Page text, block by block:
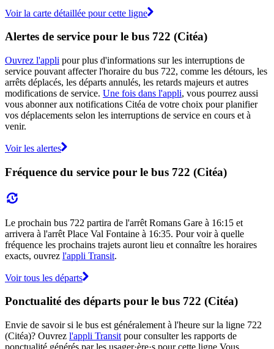
Voir la carte détaillée pour cette ligne
Alertes de service pour le bus 722 (Citéa)
Ouvrez l'appli pour plus d'informations sur les interruptions de
service pouvant affecter l'horaire du bus 722, comme les détours, les
arrêts déplacés, les départs annulés, les retards majeurs et autres
modifications de service. Une fois dans l'appli, vous pourrez aussi
vous abonner aux notifications Citéa de votre choix pour planifier
vos déplacements selon les interruptions de service en cours et à
venir.
Voir les alertes
Fréquence du service pour le bus 722 (Citéa)
Le prochain bus 722 partira de l'arrêt Romans Gare à 16:15 et
arrivera à l'arrêt Place Val Fontaine à 16:35. Pour voir à quelle
fréquence les prochains trajets auront lieu et connaître les horaires
exacts, ouvrez l'appli Transit.
Voir tous les départs
Ponctualité des départs pour le bus 722 (Citéa)
Envie de savoir si le bus est généralement à l'heure sur la ligne 722
(Citéa)? Ouvrez l'appli Transit pour consulter les rapports de
ponctualité générés par les usager·ère·s pour cette ligne.Vous